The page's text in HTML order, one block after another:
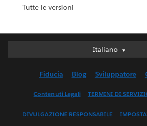
Tutte le versioni
Italiano
Italiano
English (UK)
Français (Canada)
Fiducia Blog Sviluppatore
Contenuti Legali TERMINI DI
DIVULGAZIONE RESPONSABILE